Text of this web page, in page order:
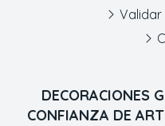
DECORACIONES
CONFIANZA DE
Validar